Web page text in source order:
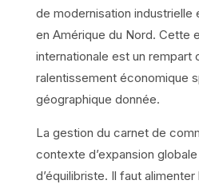
de modernisation industrielle
en Amérique du Nord. Cette
internationale est un rempart
ralentissement économique
géographique donnée.
La gestion du carnet de
contexte d’expansion
d’équilibriste. Il faut